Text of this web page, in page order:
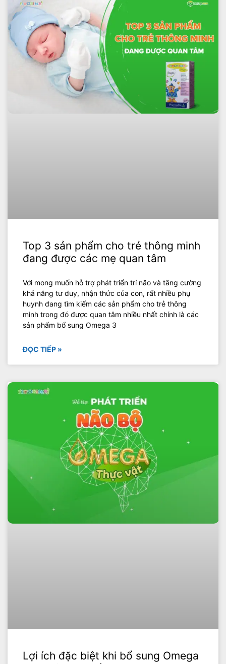
Top 3 sản phẩm cho trẻ thông minh
đang được các mẹ quan tâm
Với mong muốn hỗ trợ phát triển trí não và tăng cường
khả năng tư duy, nhận thức của con, rất nhiều phụ
huynh đang tìm kiếm các sản phẩm cho trẻ thông
minh trong đó được quan tâm nhiều nhất chính là các
sản phẩm bổ sung Omega 3
ĐỌC TIẾP »
Lợi ích đặc biệt khi bổ sung Omega